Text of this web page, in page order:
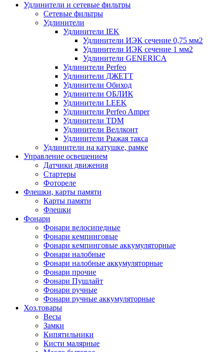
Удлинители и сетевые фильтры
Сетевые фильтры
Удлинители
Удлинители IEK
Удлинители ИЭК сечение 0,75 мм2
Удлинители ИЭК сечение 1 мм2
Удлинители GENERICA
Удлинители Perfeo
Удлинители ДЖЕТТ
Удлинители Обиход
Удлинители ОБЛИК
Удлинители LEEK
Удлинители Perfeo Amper
Удлинители TDM
Удлинители Веллконт
Удлинители Рыжая такса
Удлинители на катушке, рамке
Управление освещением
Датчики движения
Стартеры
Фотореле
Флешки, карты памяти
Карты памяти
Флешки
Фонари
Фонари велосипедные
Фонари кемпинговые
Фонари кемпинговые аккумуляторные
Фонари налобные
Фонари налобные аккумуляторные
Фонари прочие
Фонари Пушлайт
Фонари ручные
Фонари ручные аккумуляторные
Хоз.товары
Весы
Замки
Кипятильники
Кисти малярные